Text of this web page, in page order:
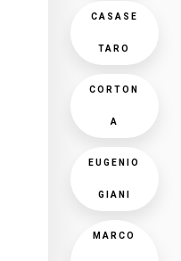
CASASE
TARO
CORTON
A
EUGENIO
GIANI
MARCO